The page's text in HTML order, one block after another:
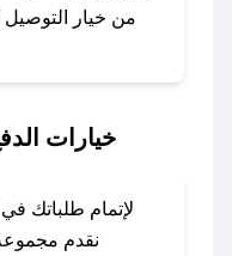
لا تقلق! يمكنك
الرسائل
من خيار
خيارات
لإتمام طلباتك
نقدم